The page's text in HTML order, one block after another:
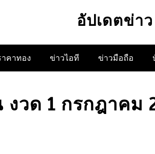
อัปเดตข่า
าคาทอง ข่าวไอที ข่าวมือถือ
วด 1 กรกฎาคม